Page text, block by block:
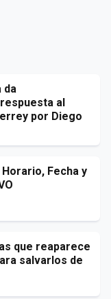
da
respuesta al
por Diego
Fecha y
que reaparece
salvarlos de